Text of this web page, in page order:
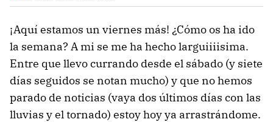
¡Aquí estamos un viernes más! ¿Cómo os ha ido
la semana? A mi se me ha hecho larguiiiisima.
Entre que llevo currando desde el sábado (y siete
días seguidos se notan mucho) y que no hemos
parado de noticias (vaya dos últimos días con las
lluvias y el tornado) estoy hoy ya arrastrándome.